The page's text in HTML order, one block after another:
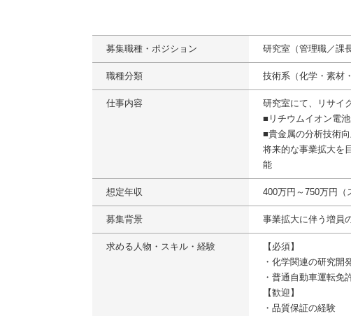
募集職種・ポジション 研究室（管理職／課
職種分類 技術系（化学・素材
仕事内容
研究室にて、リサイ
■リチウムイオン電
■貴金属の分析技術
将来的な事業拡大を
能
想定年収 400万円～750万円（
募集背景 事業拡大に伴う増員
求める人物・スキル・経験
【必須】
・化学関連の研究開
・普通自動車運転免
【歓迎】
・品質保証の経験